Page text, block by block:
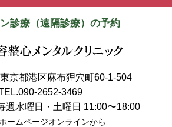
診療（遠隔診療）の予約
京都港区麻布狸穴町60-1-504
2652-3469
週水曜日・土曜日 11:00〜18:00
ームページオンラインから